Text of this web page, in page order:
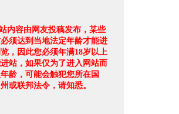
内容由网友投稿发布，某些
须达到当地法定年龄才能进
，因此您必须年满18岁以上
站，如果仅为了进入网站而
龄，可能会触犯您所在国
或联邦法令，请知悉。